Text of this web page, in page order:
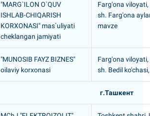
"MARG`ILON O`QUV
ISHLAB-CHIQARISH
KORXONASI" mas`uliyati
cheklangan jamiyati
Farg'ona
sh. Farg'ona
mavze
"MUNOSIB FAYZ BIZNES"
oilaviy korxonasi
Farg'ona
sh. Bedil
г.Ташкент